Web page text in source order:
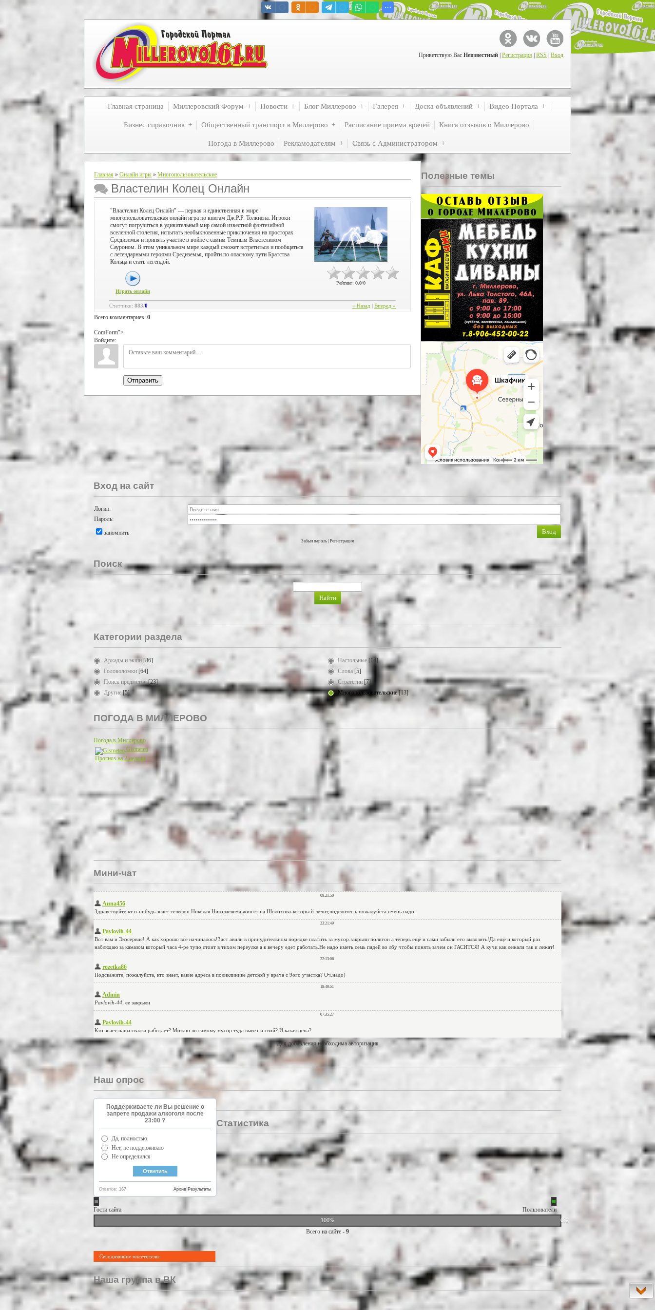
Приветствую Вас Неизвестный Регистрация RSS Вход
Главная страница Миллеровский Форум Новости Блог Миллерово Галерея Доска объявлений Видео Портала
Бизнес справочник Общественный транспорт в Миллерово Расписание приема врачей Книга отзывов о Миллерово
Погода в Миллерово Рекламодателям Связь с Администратором
Главная » Онлайн игры » Многопользовательские
Властелин Колец Онлайн
"Властелин Колец Онлайн" — первая и единственная в мире
многопользовательская онлайн игра по книгам Дж.Р.Р. Толкиена. Игроки
смогут погрузиться в удивительный мир самой известной фэнтезийной
вселенной столетия, испытать необыкновенные приключения на просторах
Средиземья и принять участие в войне с самим Темным Властелином
Сауроном. В этом уникальном мире каждый сможет встретиться и пообщаться
с легендарными героями Средиземья, пройти по опасному пути Братства
Кольца и стать легендой.
Играть онлайн
Рейтинг: 0.0/0
« Назад Вперед »
Счетчики: 883/0
Всего комментариев: 0
ComForm">
Войдите:
Отправить
Полезные темы
Вход на сайт
Логин:
Пароль:
запомнить
Забыл пароль Регистрация
Поиск
Категории раздела
Аркады и экшн [86] Настольные [14]
Головоломки [64] Слова [5]
Поиск предметов [23] Стратегии [7]
Другие [5] Многопользовательские [13]
ПОГОДА В МИЛЛЕРОВО
Погода в Миллерово
Gismeteo
Прогноз на 2 недели
Мини-чат
Для добавления необходима авторизация
Наш опрос
Поддерживаете ли Вы решение о
запрете продажи алкоголя после
23:00 ?
Да, полностью
Нет, не поддерживаю
Не определился
Ответов: 167 Результаты
Архив
Статистика
Гости сайта
Пользователи
100%
0%
Всего на сайте - 9
Сегодняшние посетители:
Наша группа в ВК